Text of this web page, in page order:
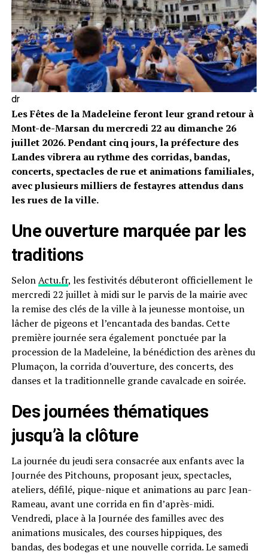
dr
Les Fêtes de la Madeleine feront leur grand retour à
Mont-de-Marsan du mercredi 22 au dimanche 26
juillet 2026. Pendant cinq jours, la préfecture des
Landes vibrera au rythme des corridas, bandas,
concerts, spectacles de rue et animations familiales,
avec plusieurs milliers de festayres attendus dans
les rues de la ville.
Une ouverture marquée par les
traditions
SelonActu.fr, les festivités débuteront officiellement le
mercredi 22 juillet à midi sur le parvis de la mairie avec
la remise des clés de la ville à la jeunesse montoise, un
lâcher de pigeons et l’encantada des bandas. Cette
première journée sera également ponctuée par la
procession de la Madeleine, la bénédiction des arènes du
Plumaçon, la corrida d’ouverture, des concerts, des
danses et la traditionnelle grande cavalcade en soirée.
Des journées thématiques
jusqu’à la clôture
La journée du jeudi sera consacrée aux enfants avec la
Journée des Pitchouns, proposant jeux, spectacles,
ateliers, défilé, pique-nique et animations au parc Jean-
Rameau, avant une corrida en fin d’après-midi.
Vendredi, place à la Journée des familles avec des
animations musicales, des courses hippiques, des
bandas, des bodegas et une nouvelle corrida. Le samedi